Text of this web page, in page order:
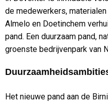
de medewerkers,
Almelo en Doetinchem
pand. Een duurzaam pand,
groenste bedrijvenpark van
Het nieuwe pand aan de